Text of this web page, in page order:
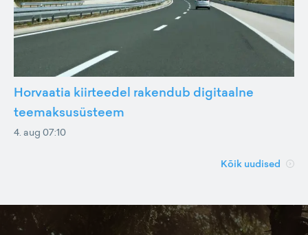
Horvaatia kiirteedel rakendub digitaalne
teemaksusüsteem
4. aug 07:10
Kõik uudised